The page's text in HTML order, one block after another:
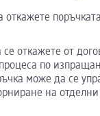
откажете
се откажете от
по
може да се
на